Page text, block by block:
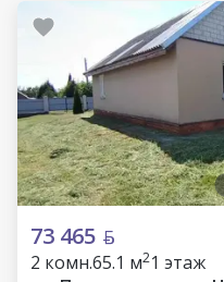
73 465
2 комн.65.1 м21 этаж